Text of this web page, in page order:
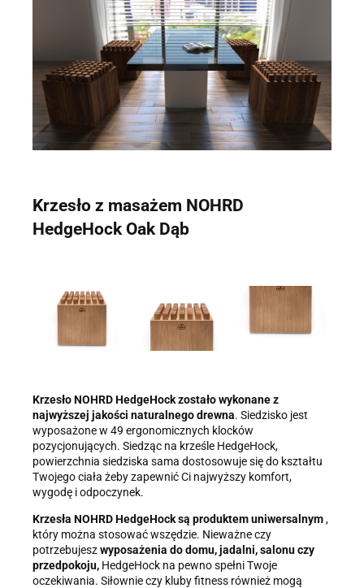
Krzesło z masażem NOHRD
HedgeHock Oak Dąb
Krzesło NOHRD HedgeHock zostało wykonane z
najwyższej jakości naturalnego drewna. Siedzisko jest
wyposażone w 49 ergonomicznych klocków
pozycjonujących. Siedząc na krześle HedgeHock,
powierzchnia siedziska sama dostosowuje się do kształtu
Twojego ciała żeby zapewnić Ci najwyższy komfort,
wygodę i odpoczynek.
Krzesła NOHRD HedgeHock są produktem uniwersalnym,
który można stosować wszędzie. Nieważne czy
potrzebujeszwyposażenia do domu, jadalni, salonu czy
przedpokoju, HedgeHock na pewno spełni Twoje
oczekiwania. Siłownie czy kluby fitness również mogą